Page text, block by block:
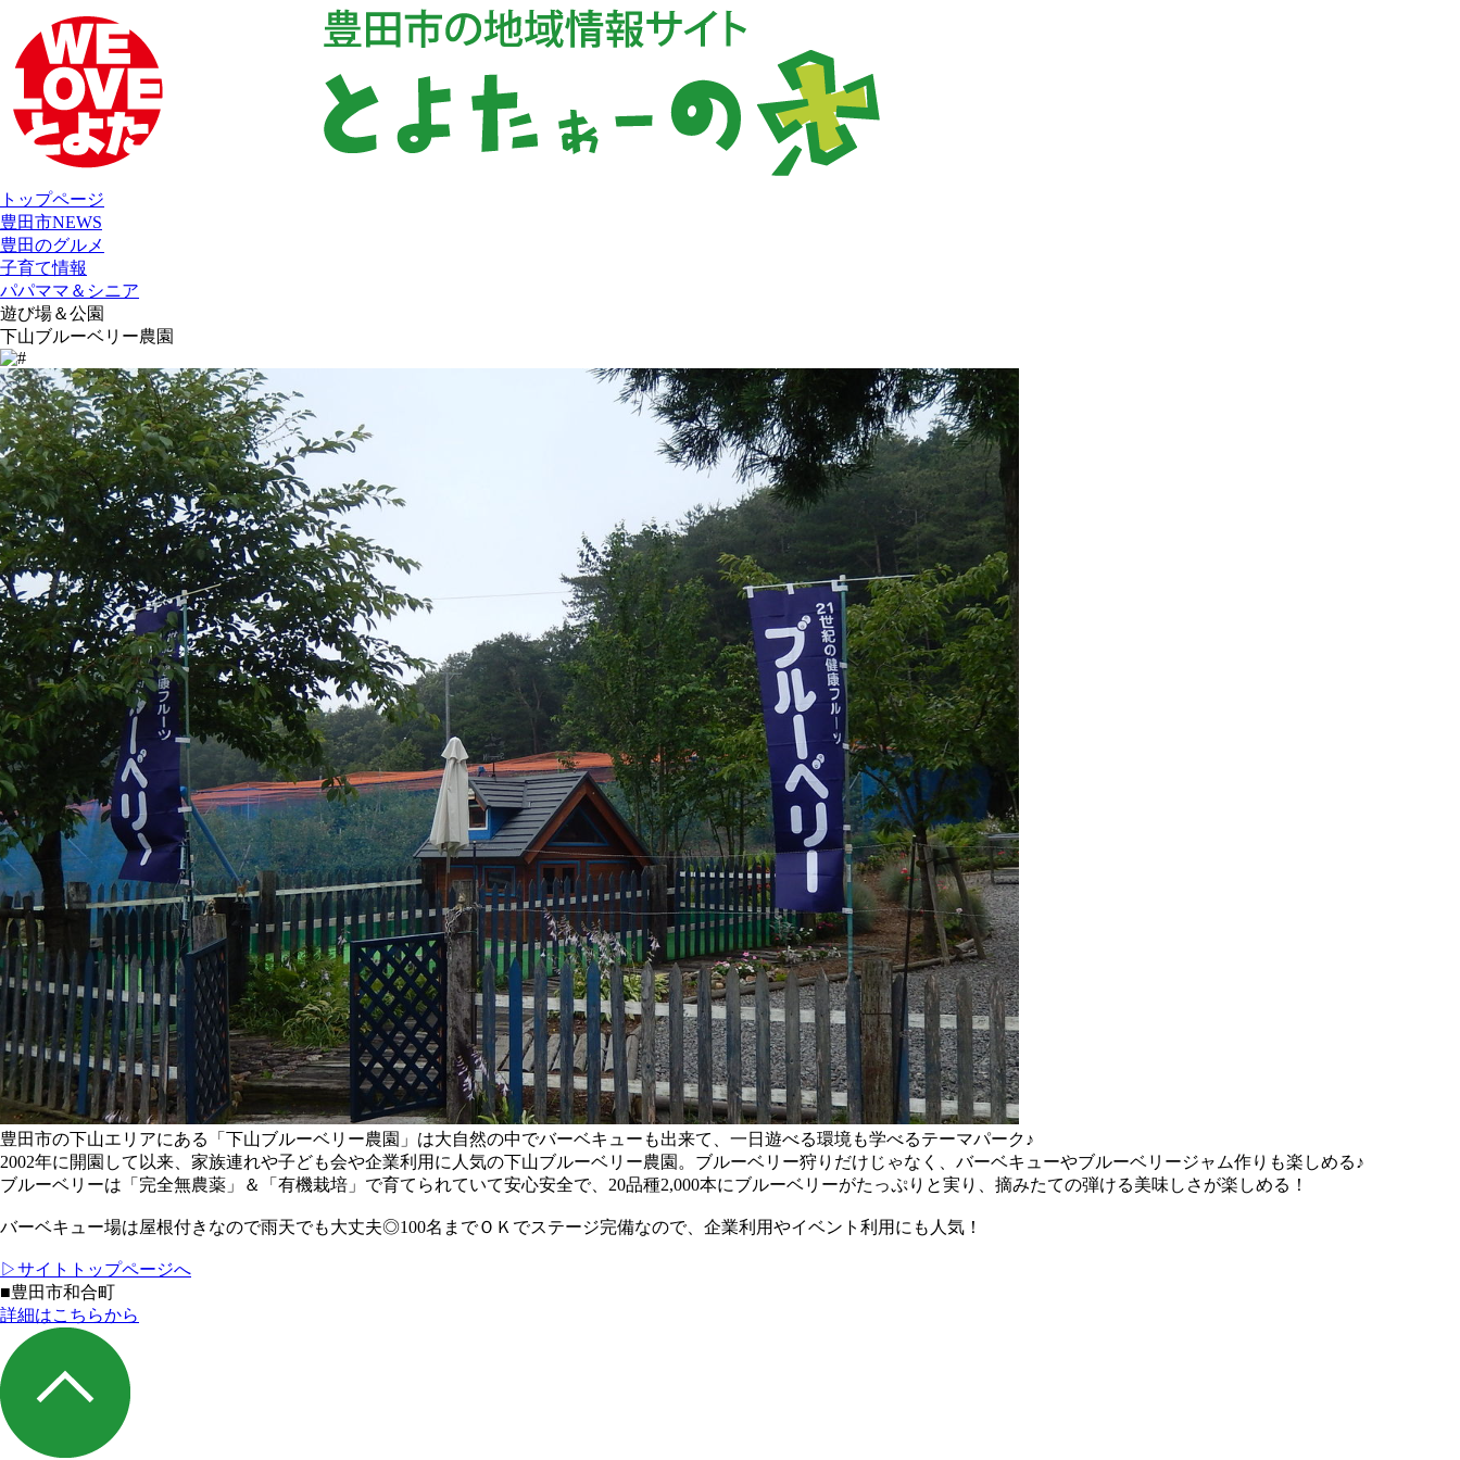
トップページ
豊田市NEWS
豊田のグルメ
子育て情報
パパママ＆シニア
遊び場＆公園
下山ブルーベリー農園
豊田市の下山エリアにある「下山ブルーベリー農園」は大自然の中でバーベキューも出来て、一日遊べる環境も学べるテーマパーク♪
2002年に開園して以来、家族連れや子ども会や企業利用に人気の下山ブルーベリー農園。ブルーベリー狩りだけじゃなく、バーベキューやブルーベリージャム作りも楽しめる♪
ブルーベリーは「完全無農薬」＆「有機栽培」で育てられていて安心安全で、20品種2,000本にブルーベリーがたっぷりと実り、摘みたての弾ける美味しさが楽しめる！
バーベキュー場は屋根付きなので雨天でも大丈夫◎100名までＯＫでステージ完備なので、企業利用やイベント利用にも人気！
▷サイトトップページへ
■豊田市和合町
詳細はこちらから